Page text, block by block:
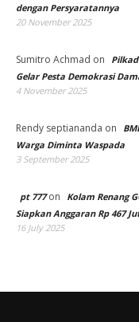
dengan Persyaratannya
20 November 2025
Sumitro Achmad on
Gelar Pesta Demokrasi
4 November 2025
Rendy septiananda on
Warga Diminta Waspada
3 September 2025
pt 777on
Kolam Renang
Siapkan Anggaran Rp 467
16 July 2025